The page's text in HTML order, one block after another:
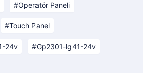
Operatör Paneli
Touch Panel
24v Gp2301-lg41-24v